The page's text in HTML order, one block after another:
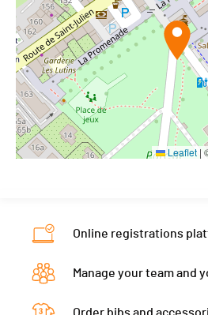
Leaflet |
Online registrations
Manage your team and